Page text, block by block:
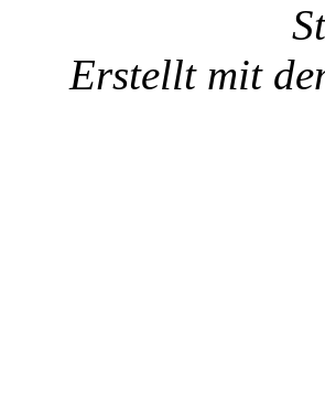
Erstellt mit